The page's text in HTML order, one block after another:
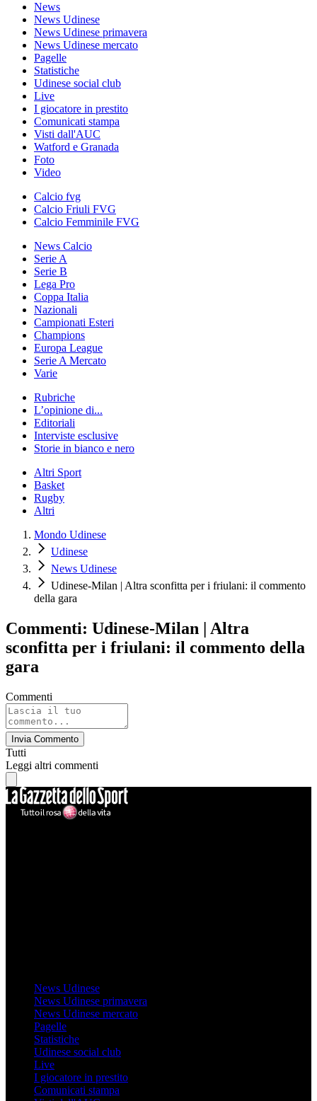
News
News Udinese
News Udinese primavera
News Udinese mercato
Pagelle
Statistiche
Udinese social club
Live
I giocatore in prestito
Comunicati stampa
Visti dall'AUC
Watford e Granada
Foto
Video
Calcio fvg
Calcio Friuli FVG
Calcio Femminile FVG
News Calcio
Serie A
Serie B
Lega Pro
Coppa Italia
Nazionali
Campionati Esteri
Champions
Europa League
Serie A Mercato
Varie
Rubriche
L’opinione di...
Editoriali
Interviste esclusive
Storie in bianco e nero
Altri Sport
Basket
Rugby
Altri
Mondo Udinese
Udinese
News Udinese
Udinese-Milan | Altra sconfitta per i friulani: il commento
della gara
Commenti: Udinese-Milan | Altra
sconfitta per i friulani: il commento della
gara
Commenti
Invia Commento
Tutti
Leggi altri commenti
News Udinese
News Udinese primavera
News Udinese mercato
Pagelle
Statistiche
Udinese social club
Live
I giocatore in prestito
Comunicati stampa